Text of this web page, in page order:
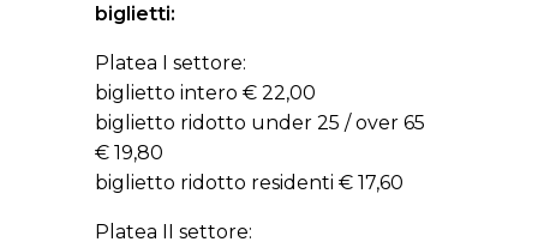
biglietti:
Platea I settore:
biglietto intero € 22,00
biglietto ridotto under 25 / over 65
€ 19,80
biglietto ridotto residenti € 17,60
Platea II settore: